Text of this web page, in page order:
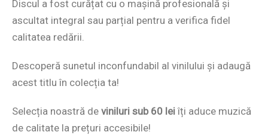
Discul a fost curățat cu o mașină profesională și
ascultat integral sau parțial pentru a verifica fidel
calitatea redării.
Descoperă sunetul inconfundabil al vinilului și adaugă
acest titlu în colecția ta!
Selecția noastră de viniluri sub 60 leiîți aduce muzică
de calitate la prețuri accesibile!